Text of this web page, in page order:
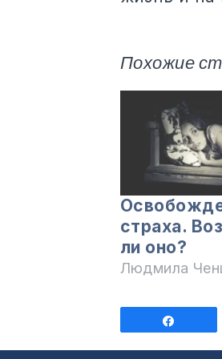
Похожие
страха.
ли оно?
Людмила